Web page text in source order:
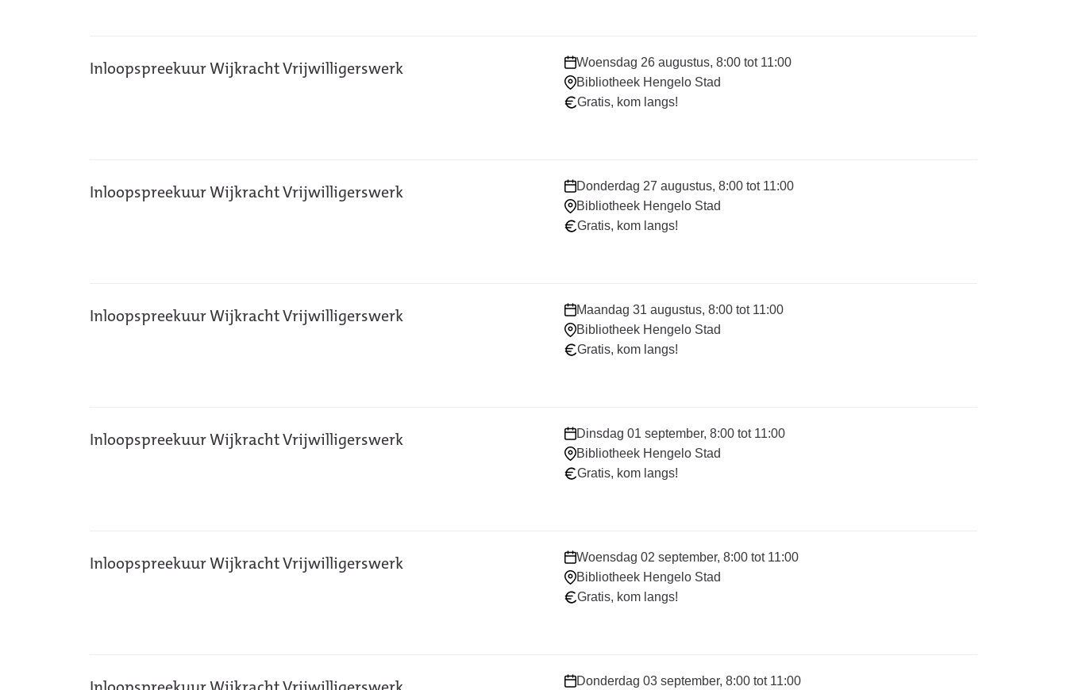
Inloopspreekuur Wijkracht Vrijwilligerswerk
Waar
en
wanneer:
Woensdag 26 augustus, 8:00 tot 11:00
Bibliotheek Hengelo Stad
Gratis, kom langs!
Inloopspreekuur Wijkracht Vrijwilligerswerk
Waar
en
wanneer:
Donderdag 27 augustus, 8:00 tot 11:00
Bibliotheek Hengelo Stad
Gratis, kom langs!
Inloopspreekuur Wijkracht Vrijwilligerswerk
Waar
en
wanneer:
Maandag 31 augustus, 8:00 tot 11:00
Bibliotheek Hengelo Stad
Gratis, kom langs!
Inloopspreekuur Wijkracht Vrijwilligerswerk
Waar
en
wanneer:
Dinsdag 01 september, 8:00 tot 11:00
Bibliotheek Hengelo Stad
Gratis, kom langs!
Inloopspreekuur Wijkracht Vrijwilligerswerk
Waar
en
wanneer:
Woensdag 02 september, 8:00 tot 11:00
Bibliotheek Hengelo Stad
Gratis, kom langs!
Waar
Donderdag 03 september, 8:00 tot 11:00